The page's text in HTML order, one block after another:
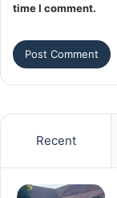
time I comment.
Recent